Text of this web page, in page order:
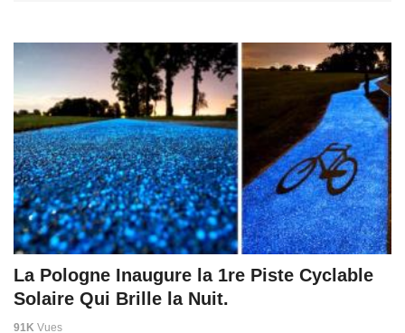
La Pologne Inaugure la 1re Piste Cyclable
Solaire Qui Brille la Nuit.
91K Vues